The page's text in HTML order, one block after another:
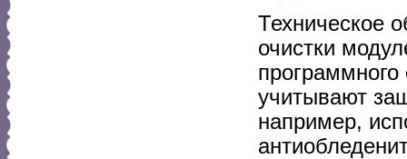
Техническое
очистки
учитывают
например,